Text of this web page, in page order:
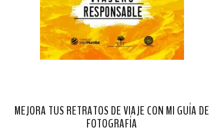
MEJORA TUS RETRATOS DE VIAJE CON MI GUÍA DE
FOTOGRAFÍA